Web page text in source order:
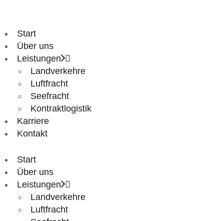
Start
Über uns
Leistungen
Landverkehre
Luftfracht
Seefracht
Kontraktlogistik
Karriere
Kontakt
Start
Über uns
Leistungen
Landverkehre
Luftfracht